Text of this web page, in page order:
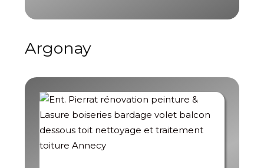
Argonay